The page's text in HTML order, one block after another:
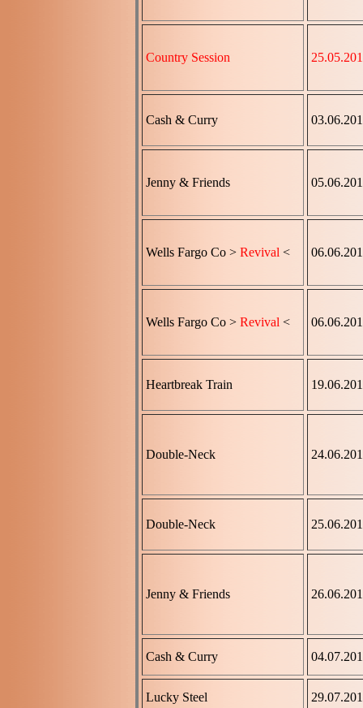
Country Session
Cash & Curry
Jenny & Friends
Wells Fargo Co > Revival <
Wells Fargo Co > Revival <
Heartbreak Train
Double-Neck
Double-Neck
Jenny & Friends
Cash & Curry
Lucky Steel